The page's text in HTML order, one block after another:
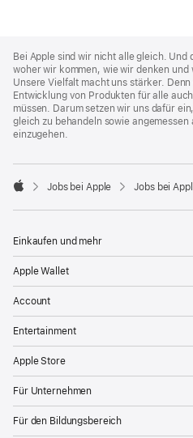
Footer
Bei Apple sind wir nicht alle gleich. Und
woher wir kommen, wie wir denken
Unsere Vielfalt macht uns stärker.
Entwicklung von Produkten für alle
müssen. Darum setzen wir uns dafür
gleich zu behandeln sowie
einzugehen.

Jobs bei Apple Jobs bei
Einkaufen und mehr
Apple Wallet
Account
Entertainment
Apple Store
Für Unternehmen
Für den Bildungsbereich